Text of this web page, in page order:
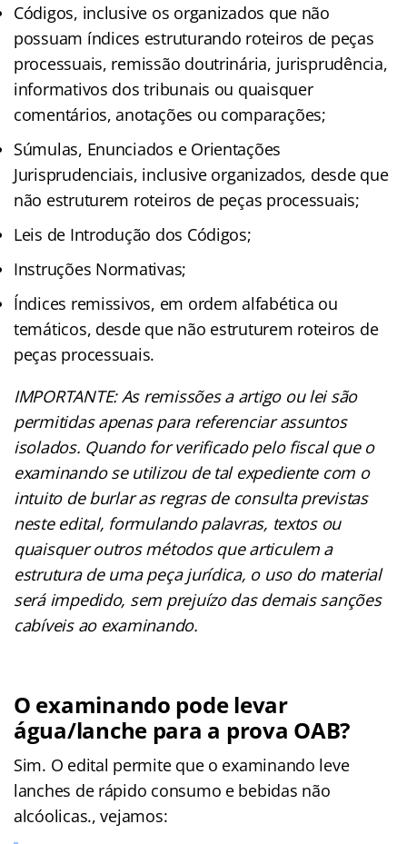
Códigos, inclusive os organizados que não
possuam índices estruturando roteiros de peças
processuais, remissão doutrinária, jurisprudência,
informativos dos tribunais ou quaisquer
comentários, anotações ou comparações;
Súmulas, Enunciados e Orientações
Jurisprudenciais, inclusive organizados, desde que
não estruturem roteiros de peças processuais;
Leis de Introdução dos Códigos;
Instruções Normativas;
Índices remissivos, em ordem alfabética ou
temáticos, desde que não estruturem roteiros de
peças processuais.
IMPORTANTE: As remissões a artigo ou lei são
permitidas apenas para referenciar assuntos
isolados. Quando for verificado pelo fiscal que o
examinando se utilizou de tal expediente com o
intuito de burlar as regras de consulta previstas
neste edital, formulando palavras, textos ou
quaisquer outros métodos que articulem a
estrutura de uma peça jurídica, o uso do material
será impedido, sem prejuízo das demais sanções
cabíveis ao examinando.
O examinando pode levar
água/lanche para a prova OAB?
Sim. O edital permite que o examinando leve
lanches de rápido consumo e bebidas não
alcóolicas., vejamos: